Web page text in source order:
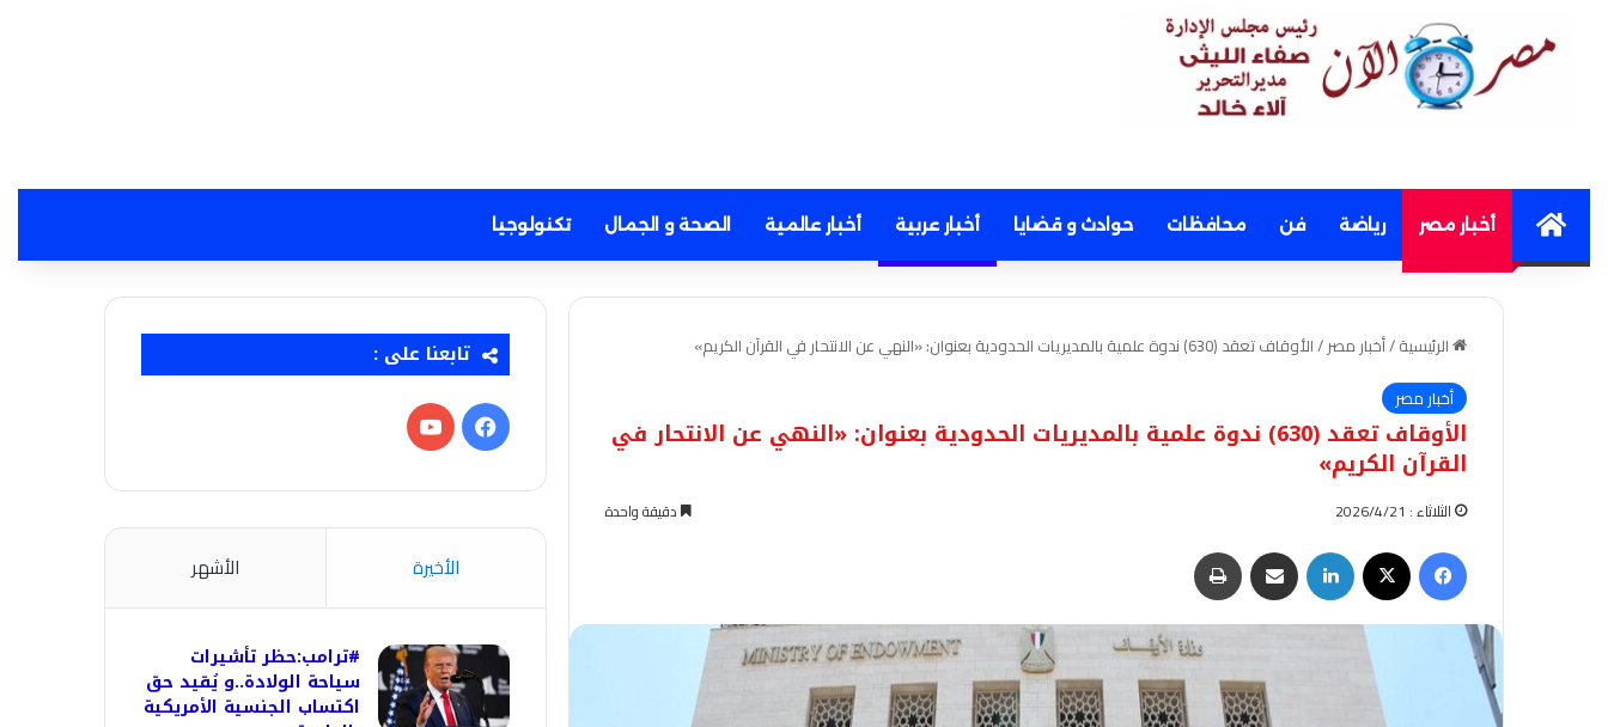
Homeأخبار مصر رياضة فن محافظات حوادث و قضايا أخبار عربية أخبار عالمية الصحة و الجمال تكنولوجيا
الرئيسية/أخبار مصر/الأوقاف تعقد (630) ندوة علمية بالمديريات الحدودية بعنوان: «النهي عن الانتحار في القرآن الكريم»
أخبار مصر
الأوقاف تعقد (630) ندوة علمية بالمديريات الحدودية بعنوان: «النهي عن الانتحار في
القرآن الكريم»
الثلاثاء : 2026/4/21 دقيقة واحدة
فيسبوك لينكدإن مشاركة عبر البريد
تابعنا على :
فيسبوك‫YouTube
الأخيرة الأشهر
#ترامب:حظر تأشيرات
سياحة الولادة..و يُقيد حق
اكتساب الجنسية الأمريكية